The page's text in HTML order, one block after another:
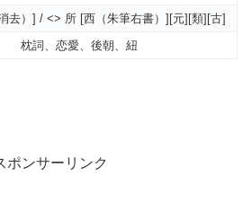
去）] / <> 所 [西（朱筆右書）][元][類][古]
枕詞、恋愛、後朝、紐
ポンサーリンク